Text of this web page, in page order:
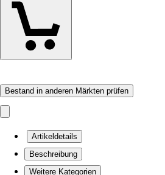
Bestand in anderen Märkten prüfen
Artikeldetails
Beschreibung
Weitere Kategorien